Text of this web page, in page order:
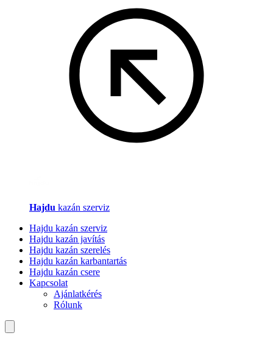
Hajdu kazán szerviz
Hajdu kazán szerviz
Hajdu kazán javítás
Hajdu kazán szerelés
Hajdu kazán karbantartás
Hajdu kazán csere
Kapcsolat
Ajánlatkérés
Rólunk